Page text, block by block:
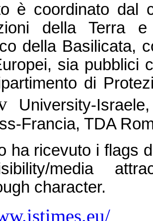
è coordinato dal
della Terra
della Basilicata,
sia pubblici
di
University-
Francia, TDA
ha ricevuto i flags
media
character.